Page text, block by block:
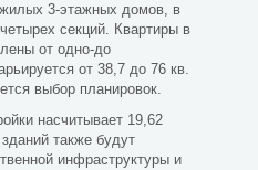
жилых 3-этажных домов, в
секций. Квартиры в
от одно-до
от 38,7 до 76 кв.
выбор планировок.
насчитывает 19,62
также будут
инфраструктуры и